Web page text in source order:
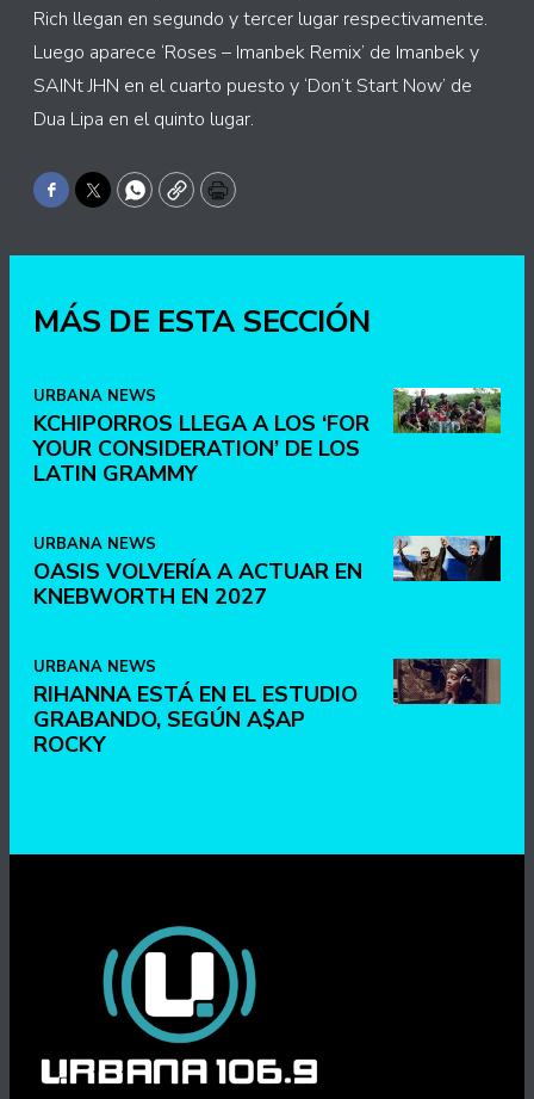
Rich llegan en segundo y tercer lugar respectivamente.
Luego aparece ‘Roses – Imanbek Remix’ de Imanbek y
SAINt JHN en el cuarto puesto y ‘Don’t Start Now’ de
Dua Lipa en el quinto lugar.
Facebook
TwitterWhatsApp
CopyPrint
MÁS DE ESTA SECCIÓN
URBANA NEWS
KCHIPORROS LLEGA A LOS ‘FOR
YOUR CONSIDERATION’ DE LOS
LATIN GRAMMY
URBANA NEWS
OASIS VOLVERÍA A ACTUAR EN
KNEBWORTH EN 2027
URBANA NEWS
RIHANNA ESTÁ EN EL ESTUDIO
GRABANDO, SEGÚN A$AP
ROCKY